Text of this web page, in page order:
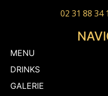
02 31 88 34
MENU
DRINKS
GALERIE